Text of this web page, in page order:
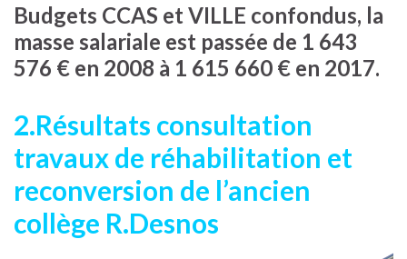
Budgets CCAS et VILLE confondus, la
masse salariale est passée de 1 643
576 € en 2008 à 1 615 660 € en 2017.
2.Résultats consultation
travaux de réhabilitation et
reconversion de l’ancien
collège R.Desnos